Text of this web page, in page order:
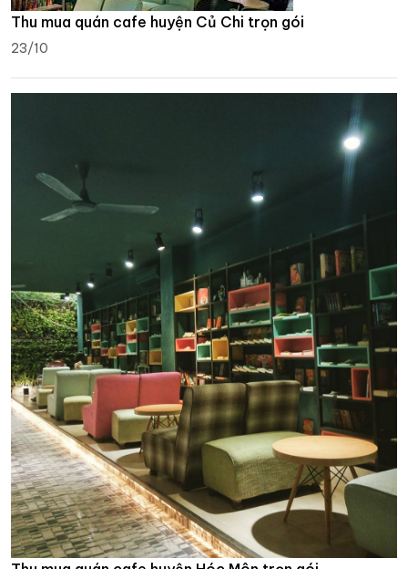
Thu mua quán cafe huyện Củ Chi trọn gói
23/10